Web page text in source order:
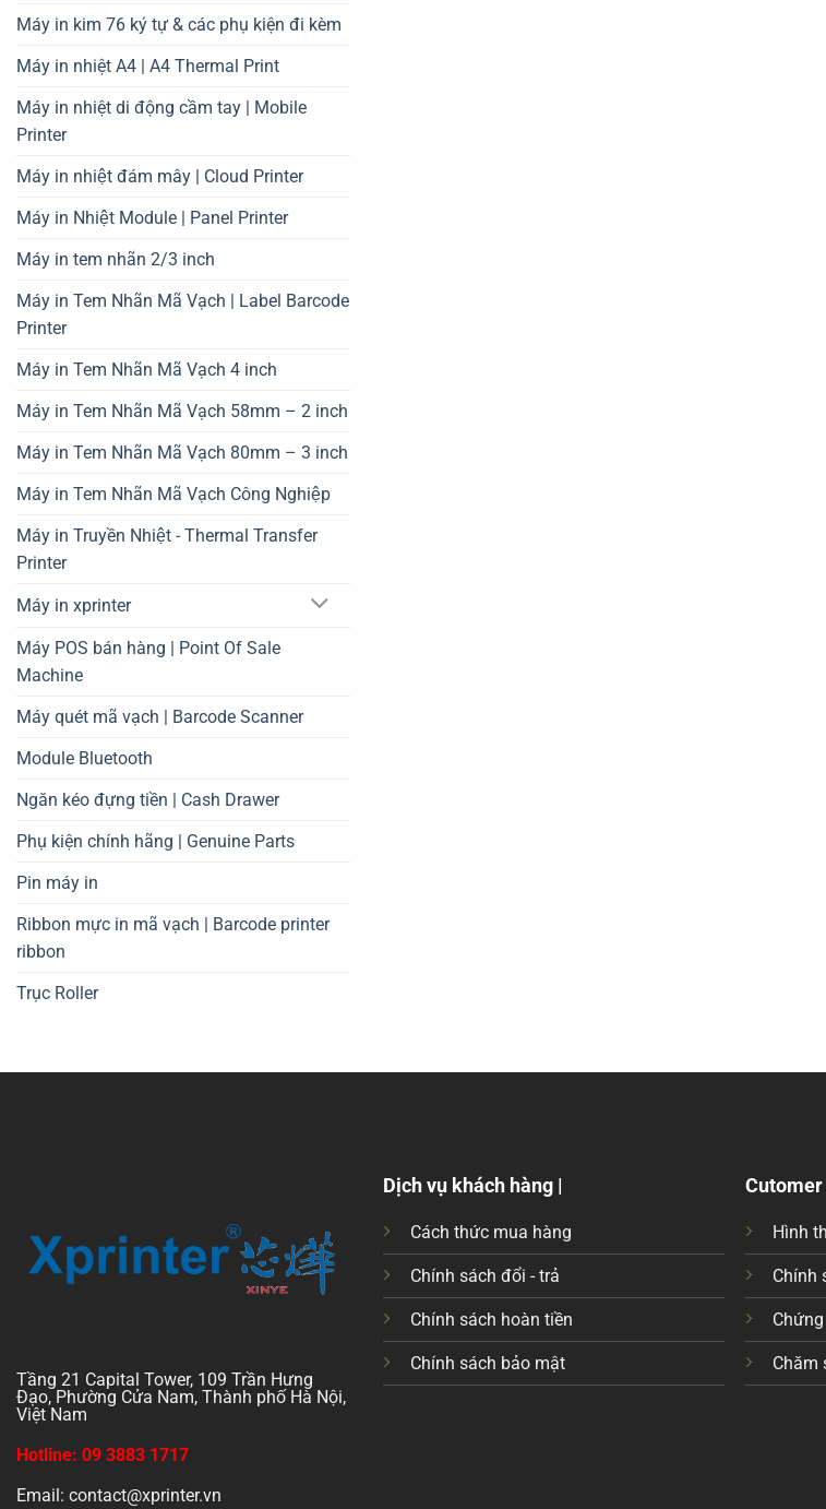
Máy in kim 76 ký tự & các phụ kiện đi kèm
Máy in nhiệt A4 | A4 Thermal Print
Máy in nhiệt di động cầm tay | Mobile
Printer
Máy in nhiệt đám mây | Cloud Printer
Máy in Nhiệt Module | Panel Printer
Máy in tem nhãn 2/3 inch
Máy in Tem Nhãn Mã Vạch | Label Barcode
Printer
Máy in Tem Nhãn Mã Vạch 4 inch
Máy in Tem Nhãn Mã Vạch 58mm – 2 inch
Máy in Tem Nhãn Mã Vạch 80mm – 3 inch
Máy in Tem Nhãn Mã Vạch Công Nghiệp
Máy in Truyền Nhiệt - Thermal Transfer
Printer
Máy in xprinter
Máy POS bán hàng | Point Of Sale
Machine
Máy quét mã vạch | Barcode Scanner
Module Bluetooth
Ngăn kéo đựng tiền | Cash Drawer
Phụ kiện chính hãng | Genuine Parts
Pin máy in
Ribbon mực in mã vạch | Barcode printer
ribbon
Trục Roller
Tầng 21 Capital Tower, 109 Trần Hưng
Đạo, Phường Cửa Nam, Thành phố Hà Nội,
Việt Nam
Hotline: 09 3883 1717
Email: contact@xprinter.vn
Dịch vụ khách hàng |
Cách thức mua hàng
Chính sách đổi - trả
Chính sách hoàn tiền
Chính sách bảo mật
Hình
Chính
Chăm